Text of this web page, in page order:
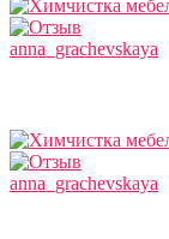
anna_grachevskaya
anna_grachevskaya